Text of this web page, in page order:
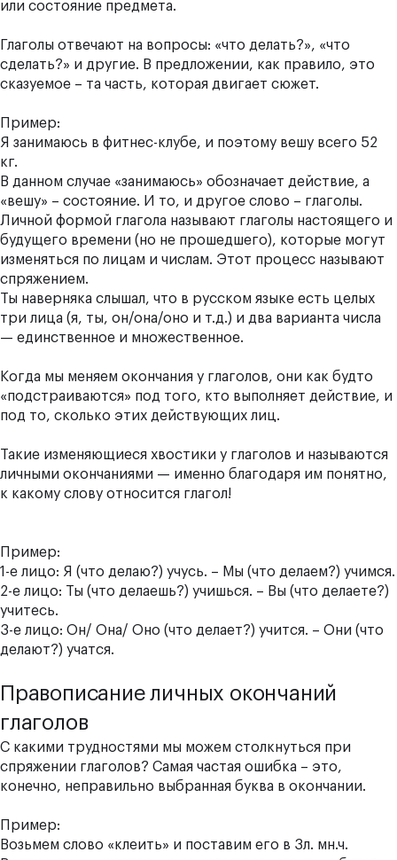
или состояние предмета.
Глаголы отвечают на вопросы: «что делать?», «что
сделать?» и другие. В предложении, как правило, это
сказуемое – та часть, которая двигает сюжет.
Пример:
Я занимаюсь в фитнес-клубе, и поэтому вешу всего 52
кг.
В данном случае «занимаюсь» обозначает действие, а
«вешу» – состояние. И то, и другое слово – глаголы.
Личной формой глагола называют глаголы настоящего и
будущего времени (но не прошедшего), которые могут
изменяться по лицам и числам. Этот процесс называют
спряжением.
Ты наверняка слышал, что в русском языке есть целых
три лица (я, ты, он/она/оно и т.д.) и два варианта числа
— единственное и множественное.
Когда мы меняем окончания у глаголов, они как будто
«подстраиваются» под того, кто выполняет действие, и
под то, сколько этих действующих лиц.
Такие изменяющиеся хвостики у глаголов и называются
личными окончаниями — именно благодаря им понятно,
к какому слову относится глагол!
Пример:
1-е лицо: Я (что делаю?) учусь. – Мы (что делаем?) учимся.
2-е лицо: Ты (что делаешь?) учишься. – Вы (что делаете?)
учитесь.
3-е лицо: Он/ Она/ Оно (что делает?) учится. – Они (что
делают?) учатся.
Правописание личных окончаний
глаголов
С какими трудностями мы можем столкнуться при
спряжении глаголов? Самая частая ошибка – это,
конечно, неправильно выбранная буква в окончании.
Пример:
Возьмем слово «клеить» и поставим его в 3л. мн.ч.